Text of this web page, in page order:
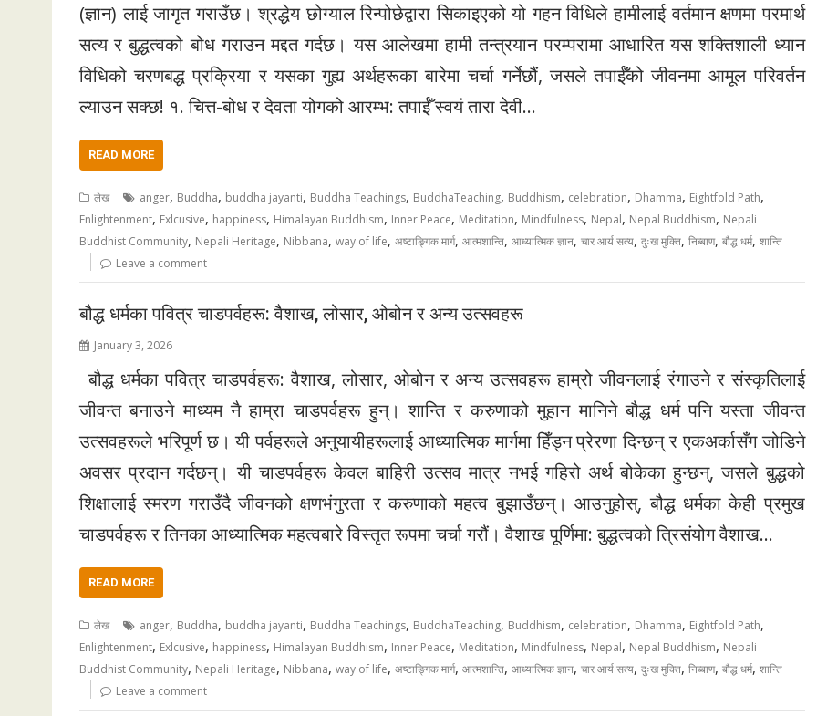
(ज्ञान) लाई जागृत गराउँछ। श्रद्धेय छोग्याल रिन्पोछेद्वारा सिकाइएको यो गहन विधिले हामीलाई वर्तमान क्षणमा परमार्थ
सत्य र बुद्धत्वको बोध गराउन मद्दत गर्दछ। यस आलेखमा हामी तन्त्रयान परम्परामा आधारित यस शक्तिशाली ध्यान
विधिको चरणबद्ध प्रक्रिया र यसका गुह्य अर्थहरूका बारेमा चर्चा गर्नेछौं, जसले तपाईँको जीवनमा आमूल परिवर्तन
ल्याउन सक्छ! १. चित्त-बोध र देवता योगको आरम्भ: तपाईँ स्वयं तारा देवी…
READ MORE
लेख anger, Buddha, buddha jayanti, Buddha Teachings, BuddhaTeaching, Buddhism, celebration, Dhamma, Eightfold Path,
Enlightenment, Exlcusive, happiness, Himalayan Buddhism, Inner Peace, Meditation, Mindfulness, Nepal, Nepal Buddhism, Nepali
Buddhist Community, Nepali Heritage, Nibbana, way of life, अष्टाङ्गिक मार्ग, आत्मशान्ति, आध्यात्मिक ज्ञान, चार आर्य सत्य, दुःख मुक्ति, निब्बाण, बौद्ध धर्म, शान्ति
Leave a comment
बौद्ध धर्मका पवित्र चाडपर्वहरू: वैशाख, लोसार, ओबोन र अन्य उत्सवहरू
January 3, 2026
बौद्ध धर्मका पवित्र चाडपर्वहरू: वैशाख, लोसार, ओबोन र अन्य उत्सवहरू हाम्रो जीवनलाई रंगाउने र संस्कृतिलाई
जीवन्त बनाउने माध्यम नै हाम्रा चाडपर्वहरू हुन्। शान्ति र करुणाको मुहान मानिने बौद्ध धर्म पनि यस्ता जीवन्त
उत्सवहरूले भरिपूर्ण छ। यी पर्वहरूले अनुयायीहरूलाई आध्यात्मिक मार्गमा हिँड्न प्रेरणा दिन्छन् र एकअर्कासँग जोडिने
अवसर प्रदान गर्दछन्। यी चाडपर्वहरू केवल बाहिरी उत्सव मात्र नभई गहिरो अर्थ बोकेका हुन्छन्, जसले बुद्धको
शिक्षालाई स्मरण गराउँदै जीवनको क्षणभंगुरता र करुणाको महत्व बुझाउँछन्। आउनुहोस्, बौद्ध धर्मका केही प्रमुख
चाडपर्वहरू र तिनका आध्यात्मिक महत्वबारे विस्तृत रूपमा चर्चा गरौं। वैशाख पूर्णिमा: बुद्धत्वको त्रिसंयोग वैशाख…
READ MORE
लेख anger, Buddha, buddha jayanti, Buddha Teachings, BuddhaTeaching, Buddhism, celebration, Dhamma, Eightfold Path,
Enlightenment, Exlcusive, happiness, Himalayan Buddhism, Inner Peace, Meditation, Mindfulness, Nepal, Nepal Buddhism, Nepali
Buddhist Community, Nepali Heritage, Nibbana, way of life, अष्टाङ्गिक मार्ग, आत्मशान्ति, आध्यात्मिक ज्ञान, चार आर्य सत्य, दुःख मुक्ति, निब्बाण, बौद्ध धर्म, शान्ति
Leave a comment